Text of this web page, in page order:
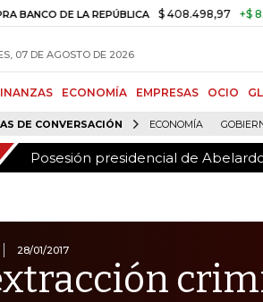
DE LA REPÚBLICA $ 408.498,97 +$ 8.753,81
07 DE AGOSTO DE 2026
ECONOMÍA EMPRESAS OCIO
DE CONVERSACIÓN ECONOMÍA
Posesión presidencial de
Posesión presidencial de Abelardo
28/01/2017